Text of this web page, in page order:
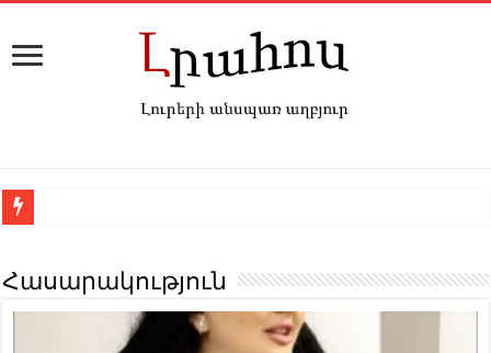
Հասարակություն